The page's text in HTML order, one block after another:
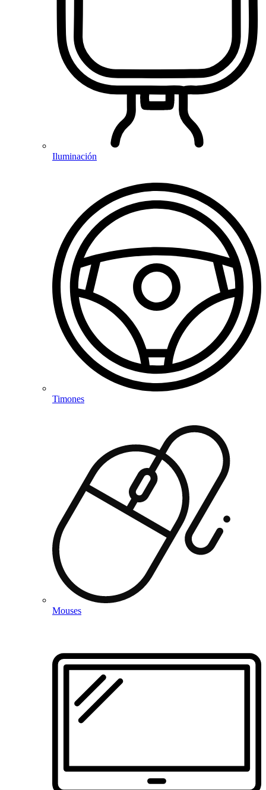
Iluminación
Timones
Mouses